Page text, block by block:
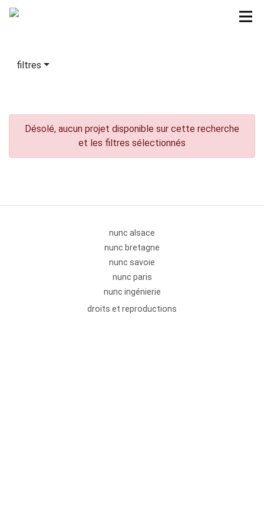
filtres
Désolé, aucun projet disponible sur cette recherche
et les filtres sélectionnés
nunc alsace
nunc bretagne
nunc savoie
nunc paris
nunc ingénierie
droits et reproductions